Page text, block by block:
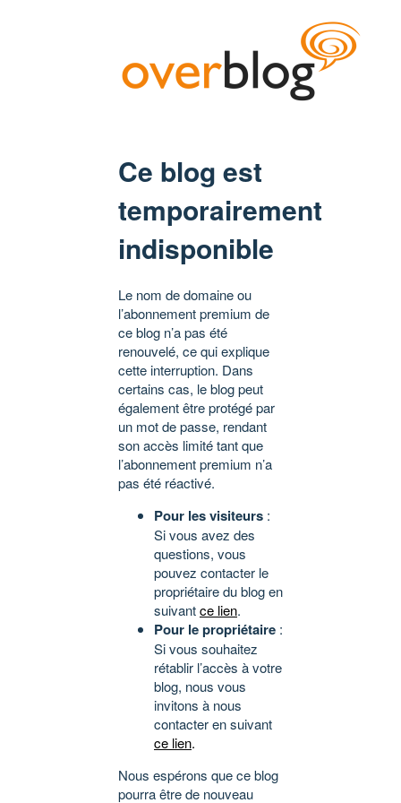
Ce blog est
temporairement
indisponible
Le nom de domaine ou
l’abonnement premium de
ce blog n’a pas été
renouvelé, ce qui explique
cette interruption. Dans
certains cas, le blog peut
également être protégé par
un mot de passe, rendant
son accès limité tant que
l’abonnement premium n’a
pas été réactivé.
Pour les visiteurs :
Si vous avez des
questions, vous
pouvez contacter le
propriétaire du blog en
suivantce lien.
Pour le propriétaire :
Si vous souhaitez
rétablir l’accès à votre
blog, nous vous
invitons à nous
contacter en suivant
ce lien.
Nous espérons que ce blog
pourra être de nouveau